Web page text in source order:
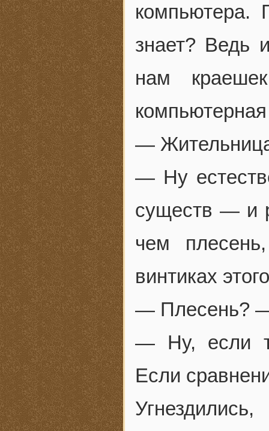
компьютера.
знает? Ведь
нам
—
— Ну
существ — и
чем
винтиках
— Плесень?
— Ну, если
Если